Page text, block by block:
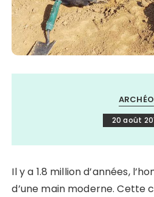
ARCHÉO
20 août
Il y a 1.8 million d’années,
d’une main moderne. Cette